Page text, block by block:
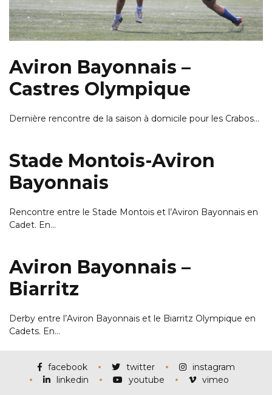
Aviron Bayonnais –
Castres Olympique
Dernière rencontre de la saison à domicile pour les Crabos…
Stade Montois-Aviron
Bayonnais
Rencontre entre le Stade Montois et l’Aviron Bayonnais en
Cadet. En…
Aviron Bayonnais –
Biarritz
Derby entre l’Aviron Bayonnais et le Biarritz Olympique en
Cadets. En…
facebook twitter
instagram
linkedin
youtube vimeo